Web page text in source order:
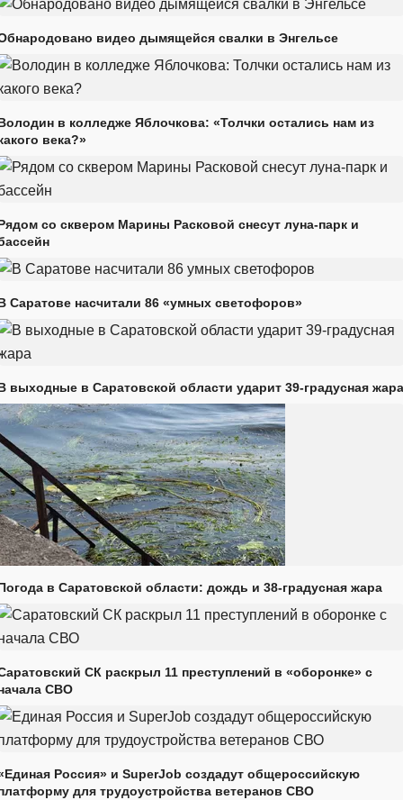
видео дымящейся свалки в Энгельсе
в колледже Яблочкова: «Толчки остались нам из
века?»
со сквером Марины Расковой снесут луна-парк и
Саратове насчитали 86 «умных светофоров»
выходные в Саратовской области ударит 39-градусная жара
в Саратовской области: дождь и 38-градусная жара
СК раскрыл 11 преступлений в «оборонке» с
СВО
Россия» и SuperJob создадут общероссийскую
для трудоустройства ветеранов СВО